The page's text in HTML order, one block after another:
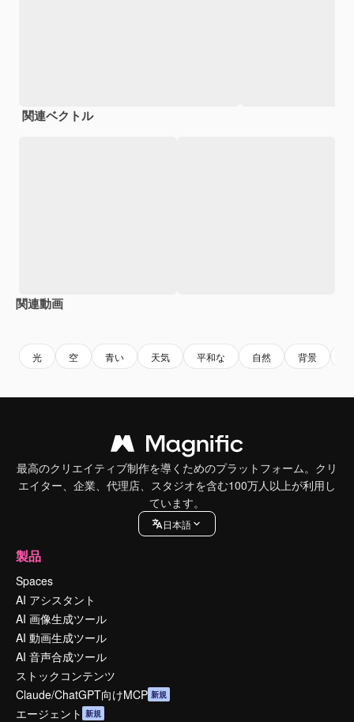
関連ベクトル
関連動画
光 空 青い 天気 平和な 自然 背景
最高のクリエイティブ制作を導くためのプラットフォーム。クリ
エイター、企業、代理店、スタジオを含む100万人以上が利用し
ています。
日本語
製品
Spaces
AI アシスタント
AI 画像生成ツール
AI 動画生成ツール
AI 音声合成ツール
ストックコンテンツ
Claude/ChatGPT向けMCP 新規
エージェント 新規